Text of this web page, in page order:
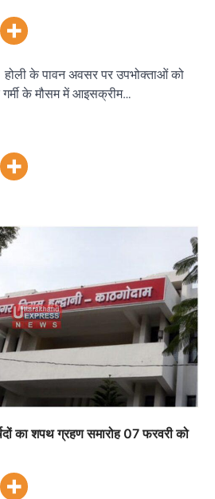
होली के पावन अवसर पर उपभोक्ताओं को
के मौसम में आइसक्रीम…
का शपथ ग्रहण समारोह 07 फरवरी को